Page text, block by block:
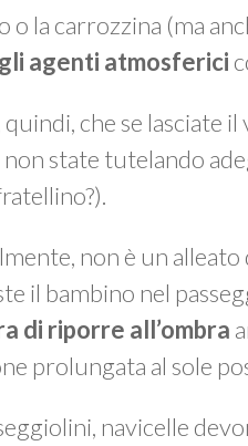
o la carrozzina (ma
agenti atmosferici
che se lasciate
non state tutelando
non è un
il bambino nel
di riporre all’ombra
prolungata al sole
navicelle